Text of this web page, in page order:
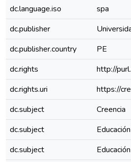
dc.language.iso
spa
dc.publisher
dc.publisher.country
PE
dc.rights
http://
dc.rights.uri
https://
dc.subject
Creencia
dc.subject
dc.subject